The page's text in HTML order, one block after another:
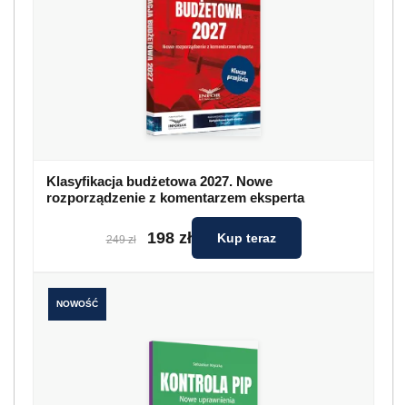
Klasyfikacja budżetowa 2027. Nowe
rozporządzenie z komentarzem eksperta
249 zł 198 zł Kup teraz
NOWOŚĆ